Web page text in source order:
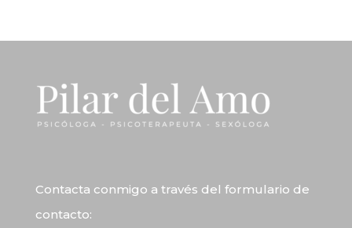
Contacta conmigo a través del formulario de
contacto: